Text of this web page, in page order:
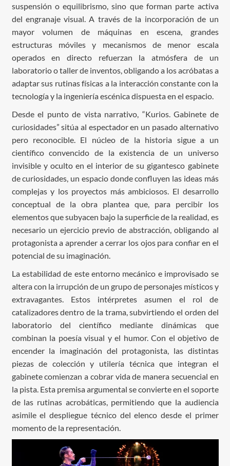
suspensión o equilibrismo, sino que forman parte activa
del engranaje visual. A través de la incorporación de un
mayor volumen de máquinas en escena, grandes
estructuras móviles y mecanismos de menor escala
operados en directo refuerzan la atmósfera de un
laboratorio o taller de inventos, obligando a los acróbatas a
adaptar sus rutinas físicas a la interacción constante con la
tecnología y la ingeniería escénica dispuesta en el espacio.
Desde el punto de vista narrativo, “Kurios. Gabinete de
curiosidades” sitúa al espectador en un pasado alternativo
pero reconocible. El núcleo de la historia sigue a un
científico convencido de la existencia de un universo
invisible y oculto en el interior de su gigantesco gabinete
de curiosidades, un espacio donde confluyen las ideas más
complejas y los proyectos más ambiciosos. El desarrollo
conceptual de la obra plantea que, para percibir los
elementos que subyacen bajo la superficie de la realidad, es
necesario un ejercicio previo de abstracción, obligando al
protagonista a aprender a cerrar los ojos para confiar en el
potencial de su imaginación.
La estabilidad de este entorno mecánico e improvisado se
altera con la irrupción de un grupo de personajes místicos y
extravagantes. Estos intérpretes asumen el rol de
catalizadores dentro de la trama, subvirtiendo el orden del
laboratorio del científico mediante dinámicas que
combinan la poesía visual y el humor. Con el objetivo de
encender la imaginación del protagonista, las distintas
piezas de colección y utilería técnica que integran el
gabinete comienzan a cobrar vida de manera secuencial en
la pista. Esta premisa argumental se convierte en el soporte
de las rutinas acrobáticas, permitiendo que la audiencia
asimile el despliegue técnico del elenco desde el primer
momento de la representación.